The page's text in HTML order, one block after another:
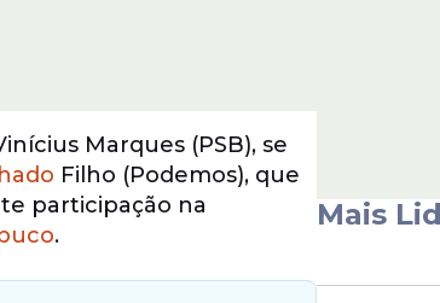
Marques (PSB), se
Filho (Podemos), que
participação na
.
Mais